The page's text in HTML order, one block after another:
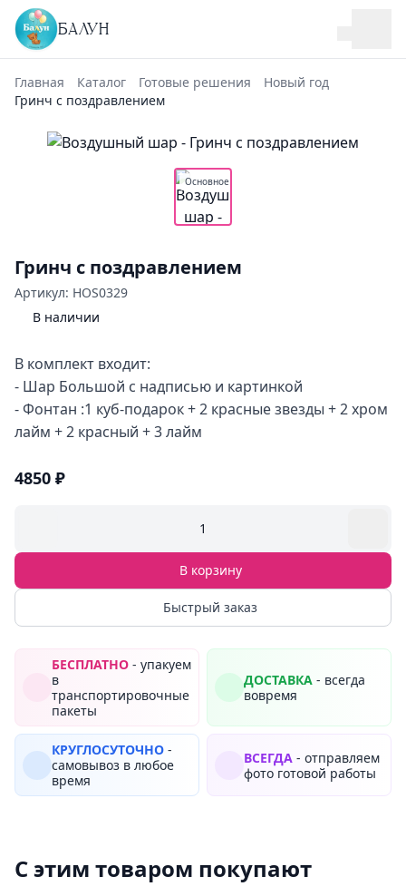
БАЛУН
Главная Каталог Готовые решения
Новый год
Гринч с поздравлением
Основное
Гринч с поздравлением
Артикул: HOS0329
В наличии
В комплект входит:
- Шар Большой с надписью и картинкой
- Фонтан :1 куб-подарок + 2 красные звезды + 2 хром
лайм + 2 красный + 3 лайм
4850 ₽
1
В корзину
Быстрый заказ
БЕСПЛАТНО - упакуем
в
транспортировочные
пакеты
ДОСТАВКА - всегда
вовремя
КРУГЛОСУТОЧНО -
самовывоз в любое
время
ВСЕГДА - отправляем
фото готовой работы
С этим товаром покупают